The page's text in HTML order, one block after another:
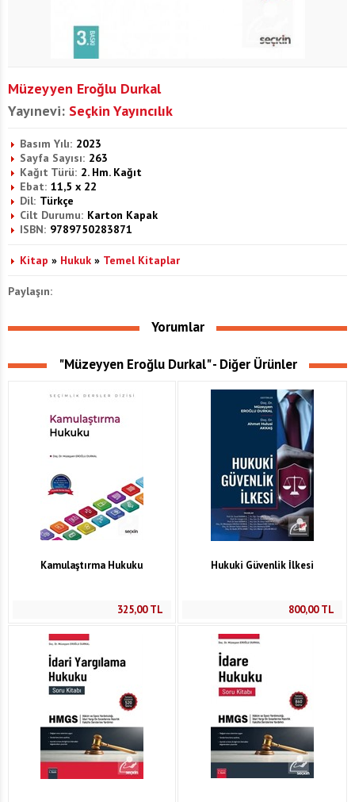
Müzeyyen Eroğlu Durkal
Yayınevi: Seçkin Yayıncılık
Basım Yılı: 2023
Sayfa Sayısı: 263
Kağıt Türü: 2. Hm. Kağıt
Ebat: 11,5 x 22
Dil: Türkçe
Cilt Durumu: Karton Kapak
ISBN: 9789750283871
Kitap » Hukuk » Temel Kitaplar
Paylaşın:
Yorumlar
"Müzeyyen Eroğlu Durkal" - Diğer Ürünler
Kamulaştırma Hukuku
325,00TL
Hukuki Güvenlik İlkesi
800,00TL